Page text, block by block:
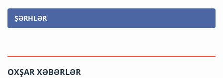
ŞƏRHLƏR
OXŞAR XƏBƏRLƏR